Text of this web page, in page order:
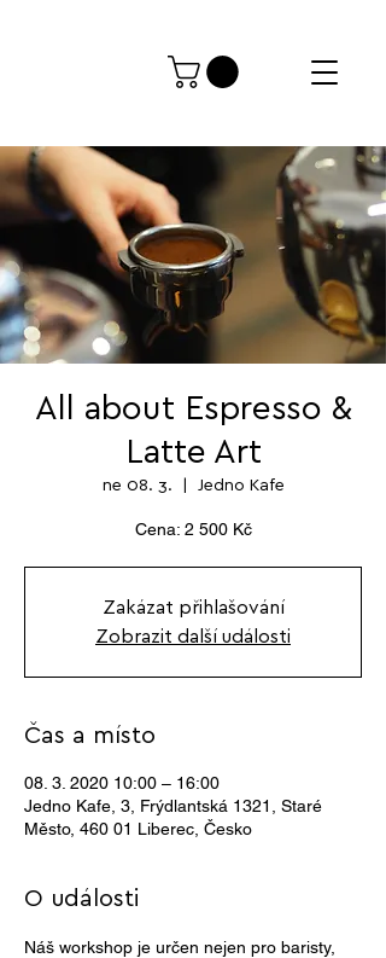
All about Espresso &
Latte Art
ne 08. 3.
  |
Jedno Kafe
Cena: 2 500 Kč
Zakázat přihlašování
Zobrazit další události
Čas a místo
08. 3. 2020 10:00 – 16:00
Jedno Kafe, 3, Frýdlantská 1321, Staré
Město, 460 01 Liberec, Česko
O události
Náš workshop je určen nejen pro baristy,